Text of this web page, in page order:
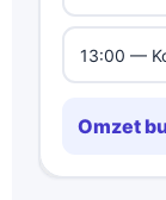
13:00 —
Omzet